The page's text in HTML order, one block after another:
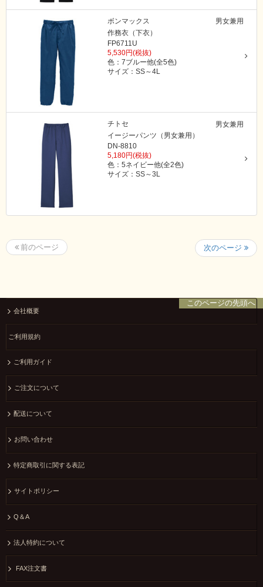
男女兼用
ボンマックス
作務衣（下衣）
FP6711U
5,530円(税抜)
色：7ブルー他(全5色)
サイズ：SS～4L
男女兼用
チトセ
イージーパンツ（男女兼用）
DN-8810
5,180円(税抜)
色：5ネイビー他(全2色)
サイズ：SS～3L
前のページ 次のページ
このページの先頭へ
会社概要
ご利用規約
ご利用ガイド
ご注文について
配送について
お問い合わせ
特定商取引に関する表記
サイトポリシー
Q＆A
法人特約について
FAX注文書